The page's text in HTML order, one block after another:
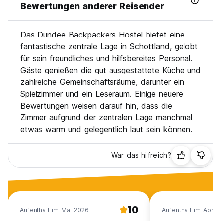
' Die Empfangszeiten sind am Freitag und samstags von
09.00 - 19.00 Sonntag bis Donnerstag und 09.00 - 22.00.
' 24-Stunden-Kartenzugriff
' Kostenloses WLAN nur in Gemeinschaftsbereichen
erhältlich (kein WLAN in Räumen)
' Fernseher nur im gemeinsamen Bereich erhältlich (kein
Fernseher in Zimmern)
' Kostenloser Tee und Kaffee in einer gemeinsamen Küche
Doppelzimmer haben ein großes Bett für 2 Personen.
Zwillingszimmer haben 2 Einzelbetten.
Familienzimmer verfügt über 1 Doppelbett und 2
Einzelbetten.
anderen Räume haben Zugang zu mehreren gemeinsamen
Badezimmern, die sich über das Hostel verteilten.
Jeder unserer Zimmer ist unterschiedlich, in Form, Größe
der Räume auf dieser Seite abgebildet haben.
Bewertungen anderer Reisender
Das Dundee Backpackers Hostel bietet eine
fantastische zentrale Lage in Schottland, gelobt
für sein freundliches und hilfsbereites Personal.
Gäste genießen die gut ausgestattete Küche und
zahlreiche Gemeinschaftsräume, darunter ein
Spielzimmer und ein Leseraum. Einige neuere
Bewertungen weisen darauf hin, dass die
Zimmer aufgrund der zentralen Lage manchmal
etwas warm und gelegentlich laut sein können.
War das hilfreich?
Aufenthalt im Mai 2026 10 Aufenthalt im Apr